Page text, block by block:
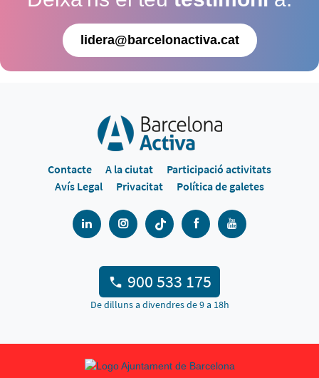
lidera@barcelonactiva.cat
Contacte A la ciutat
Participació activitats
Avís Legal
Privacitat Política de galetes
900 533 175
De dilluns a divendres de 9 a 18h